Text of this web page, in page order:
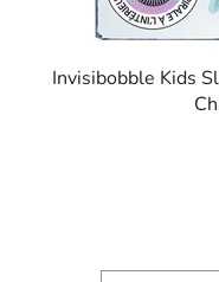
Invisibobble Kids